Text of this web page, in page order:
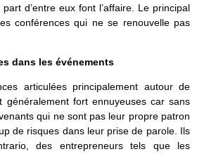
d’entre eux font l’affaire. Le principal
conférences qui ne se renouvelle pas
dans les événements
articulées principalement autour de
généralement fort ennuyeuses car sans
qui ne sont pas leur propre patron
de risques dans leur prise de parole. Ils
des entrepreneurs tels que les